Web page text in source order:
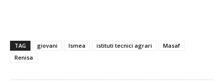
TAG giovani Ismea istituti tecnici agrari
Masaf
Renisa